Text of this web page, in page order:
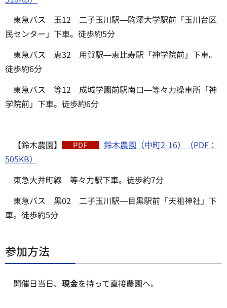
東急バス 玉12 二子玉川駅―駒澤大学駅前「玉川台区
民センター」下車。徒歩約5分
東急バス 恵32 用賀駅―恵比寿駅「神学院前」下車。
徒歩約6分
東急バス 等12 成城学園前駅南口―等々力操車所「神
学院前」下車。徒歩約6分
【鈴木農園】
鈴木農園（中町2-16）（PDF：
505KB）
東急大井町線 等々力駅下車。徒歩約7分
東急バス 黒02 二子玉川駅―目黒駅前「天祖神社」下
車。徒歩約5分
参加方法
開催日当日、 現金を持って直接農園へ。